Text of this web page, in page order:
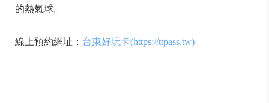
的熱氣球。
線上預約網址： 台東好玩卡(https://ttpass.tw)